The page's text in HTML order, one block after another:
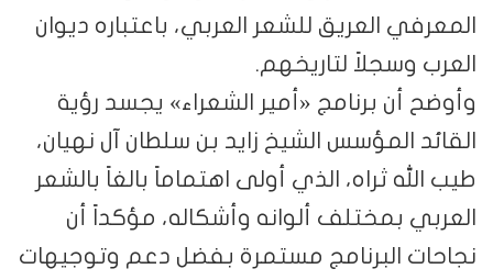
المعرفي العريق للشعر العربي، باعتباره ديوان
العرب وسجلاً لتاريخهم.
وأوضح أن برنامج «أمير الشعراء» يجسد رؤية
القائد المؤسس الشيخ زايد بن سلطان آل نهيان،
طيب الله ثراه، الذي أولى اهتماماً بالغاً بالشعر
العربي بمختلف ألوانه وأشكاله، مؤكداً أن
نجاحات البرنامج مستمرة بفضل دعم وتوجيهات